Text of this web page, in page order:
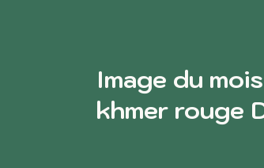
Image du
khmer rouge